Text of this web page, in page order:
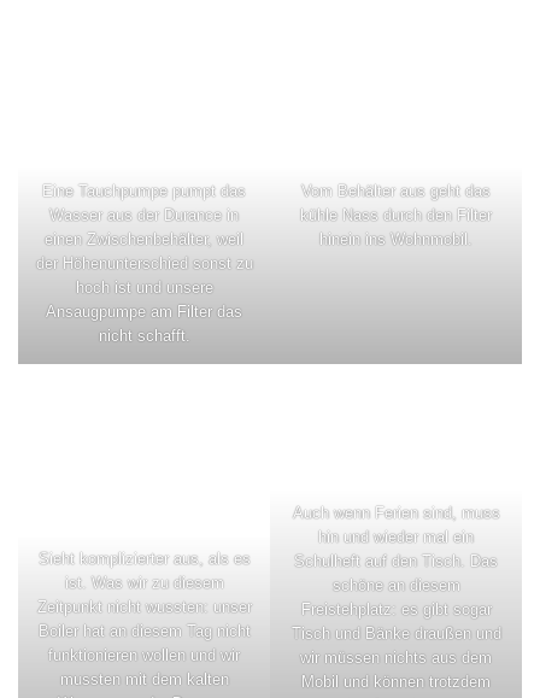
Eine Tauchpumpe pumpt das
Wasser aus der Durance in
einen Zwischenbehälter, weil
der Höhenunterschied sonst zu
hoch ist und unsere
Ansaugpumpe am Filter das
nicht schafft.
Vom Behälter aus geht das
kühle Nass durch den Filter
hinein ins Wohnmobil.
Sieht komplizierter aus, als es
ist. Was wir zu diesem
Zeitpunkt nicht wussten: unser
Boiler hat an diesem Tag nicht
funktionieren wollen und wir
mussten mit dem kalten
Auch wenn Ferien sind, muss
hin und wieder mal ein
Schulheft auf den Tisch. Das
schöne an diesem
Freistehplatz: es gibt sogar
Tisch und Bänke draußen und
wir müssen nichts aus dem
Mobil und können trotzdem